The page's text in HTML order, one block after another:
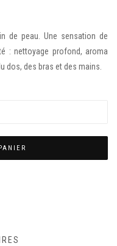
de peau. Une sensation de
: nettoyage profond, aroma
dos, des bras et des mains.